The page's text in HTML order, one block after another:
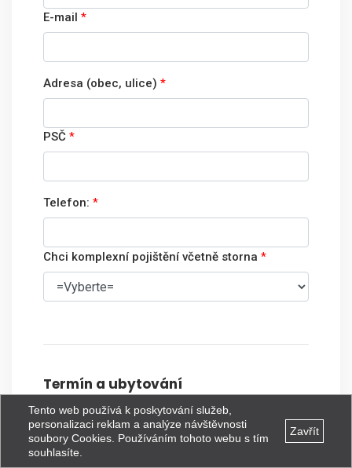
Tento web používá k poskytování služeb,
personalizaci reklam a analýze návštěvnosti
soubory Cookies. Používáním tohoto webu s tím
souhlasíte.
Zavřít
E-mail *
Adresa (obec, ulice) *
PSČ *
Telefon: *
Chci komplexní pojištění včetně storna *
Termín a ubytování
Typ ubytování: *